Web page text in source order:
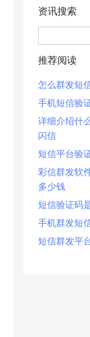
资讯搜索
推荐阅读
怎么群发短
手机短信验
详细介绍什
闪信
短信平台验
彩信群发软
多少钱
短信验证码
手机群发短
短信群发平